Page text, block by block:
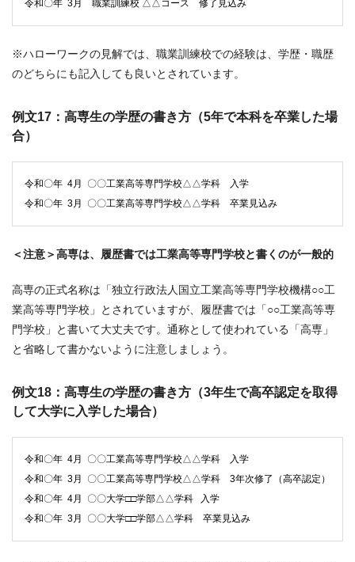
令和〇年 3月 職業訓練校 △△コース 修了見込み
※ハローワークの見解では、職業訓練校での経験は、学歴・職歴
のどちらにも記入しても良いとされています。
例文17：高専生の学歴の書き方（5年で本科を卒業した場
合）
令和〇年 4月 〇〇工業高等専門学校△△学科 入学
令和〇年 3月 〇〇工業高等専門学校△△学科 卒業見込み
＜注意＞高専は、履歴書では工業高等専門学校と書くのが一般的
高専の正式名称は「独立行政法人国立工業高等専門学校機構○○工
業高等専門学校」とされていますが、履歴書では「○○工業高等専
門学校」と書いて大丈夫です。通称として使われている「高専」
と省略して書かないように注意しましょう。
例文18：高専生の学歴の書き方（3年生で高卒認定を取得
して大学に入学した場合）
令和〇年 4月 〇〇工業高等専門学校△△学科 入学
令和〇年 3月 〇〇工業高等専門学校△△学科 3年次修了（高卒認定）
令和〇年 4月 〇〇大学□□学部△△学科 入学
令和〇年 3月 〇〇大学□□学部△△学科 卒業見込み